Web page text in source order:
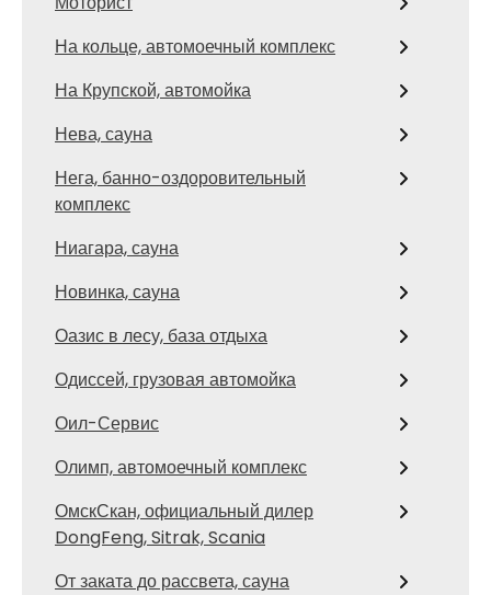
На кольце, автомоечный комплекс
На Крупской, автомойка
Нева, сауна
Нега, банно-оздоровительный
комплекс
Ниагара, сауна
Новинка, сауна
Оазис в лесу, база отдыха
Одиссей, грузовая автомойка
Оил-Сервис
Олимп, автомоечный комплекс
ОмскСкан, официальный дилер
DongFeng, Sitrak, Scania
От заката до рассвета, сауна